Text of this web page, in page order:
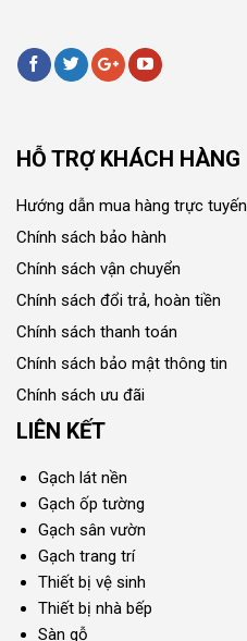
HỖ TRỢ KHÁCH HÀNG
Hướng dẫn mua hàng trực tuyến
Chính sách bảo hành
Chính sách vận chuyển
Chính sách đổi trả, hoàn tiền
Chính sách thanh toán
Chính sách bảo mật thông tin
Chính sách ưu đãi
LIÊN KẾT
Gạch lát nền
Gạch ốp tường
Gạch sân vườn
Gạch trang trí
Thiết bị vệ sinh
Thiết bị nhà bếp
Sàn gỗ